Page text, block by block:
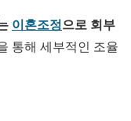
이혼조정으로 회부
통해 세부적인 조율